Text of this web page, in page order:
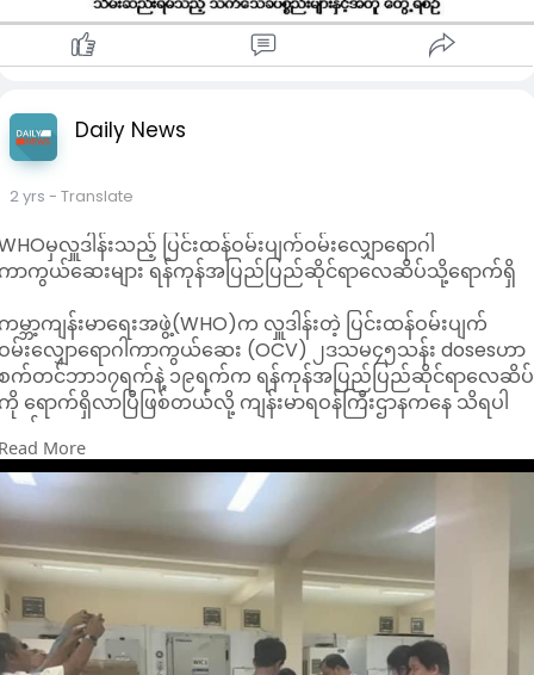
ေသော ဆေးဝါးများ ဆိုင်ရာဥပဒေအရ အရေးယူ ထားရှိပြီး
င်းဆက်ပြစ်မှုကျူးလွန်သူတွေကို ဆက်လက်စစ်ဆေး ဖော်ထုတ်
Daily News
2 yrs - Translate
မှလှူဒါန်းသည့် ပြင်းထန်ဝမ်းပျက်ဝမ်းလျှောရောဂါ
ာကွယ်ဆေးများ ရန်ကုန်အပြည်ပြည်ဆိုင်ရာလေဆိပ်သို့ရောက်ရှိ
မ္ဘာ့ကျန်းမာရေးအဖွဲ့(WHO)က လှူဒါန်းတဲ့ ပြင်းထန်ဝမ်းပျက်
မ်းလျှောရောဂါကာကွယ်ဆေး (OCV) ၂ဒသမ၄၅သန်း dosesဟာ
က်တင်ဘာ၁၇ရက်နဲ့ ၁၉ရက်က ရန်ကုန်အပြည်ပြည်ဆိုင်ရာလေဆိပ်
ရောက်ရှိလာပြီဖြစ်တယ်လို့ ကျန်းမာရဝန်ကြီးဌာနကနေ သိရပါ
ယ်။
ခုရောက်ရှိလာတဲ့ကာကွယ်ဆေးတွေရဲ့ တန်ဖိုးဟာ အမေရိကန်
ေါ်လာ ၄ဒသမ၀၅သန်းကျော် ရှိတယ်လို့ ဆိုပါတယ်။
ဒီဆေးတွေကို ရန်ကုန်တိုင်းဒေသကြီး ပြည်သူ့ကျန်းမာရေးနှင့် ကု
ရေးဦးစီးဌာနမှူးနဲ့တာဝန်ရှိသူတွေက လက်ခံရယူပြီး ဗဟို
ာကွယ်ဆေးအအေးခန်း(ရန်ကုန်)ကို ပို့ဆောင်ခဲ့တယ်လို့ သိရပါ
ယ်။
More